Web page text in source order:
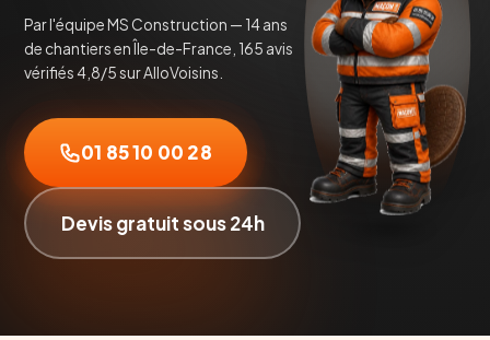
Par l'équipe MS Construction — 14 ans
de chantiers en Île-de-France, 165 avis
vérifiés 4,8/5 sur AlloVoisins.
01 85 10 00 28
Devis gratuit sous 24h